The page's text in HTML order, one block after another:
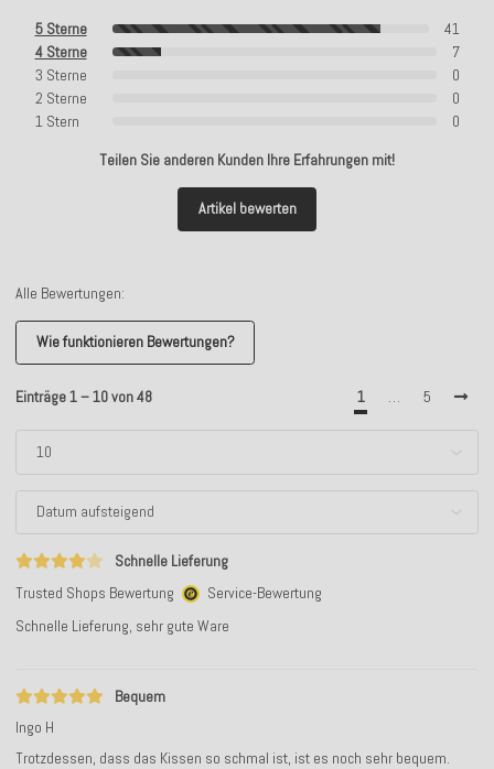
5 Sterne
41
4 Sterne
7
3 Sterne
0
2 Sterne
0
1 Stern
0
Teilen Sie anderen Kunden Ihre Erfahrungen mit!
Artikel bewerten
Alle Bewertungen:
Wie funktionieren Bewertungen?
Einträge 1 – 10 von 48 1 … 5
Schnelle Lieferung
Trusted Shops Bewertung
Service-Bewertung
Schnelle Lieferung, sehr gute Ware
Bequem
Ingo H
Trotzdessen, dass das Kissen so schmal ist, ist es noch sehr bequem.